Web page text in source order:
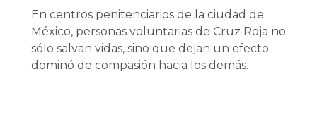
En centros penitenciarios de la ciudad de
México, personas voluntarias de Cruz Roja no
sólo salvan vidas, sino que dejan un efecto
dominó de compasión hacia los demás.